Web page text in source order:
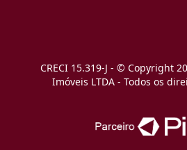
CRECI 15.319-J - © Copyright
Imóveis LTDA - Todos os